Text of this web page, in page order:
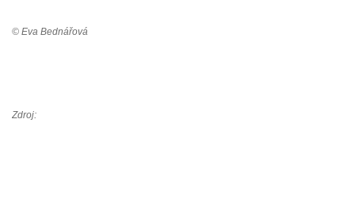
© Eva Bednářová
Zdroj: